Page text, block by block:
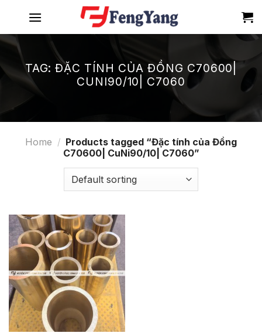
content
TAG:ĐẶC TÍNH CỦA ĐỒNG C70600|
CUNI90/10| C7060
Home / Products tagged “Đặc tính của Đồng
C70600| CuNi90/10| C7060”